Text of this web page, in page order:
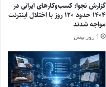
گزارش نجوا: کسب‌وکارهای ایرانی در
۱۴۰۴ حدود ۱۲۰ روز با اختلال اینترنت
مواجه شدند
1 روز پیش